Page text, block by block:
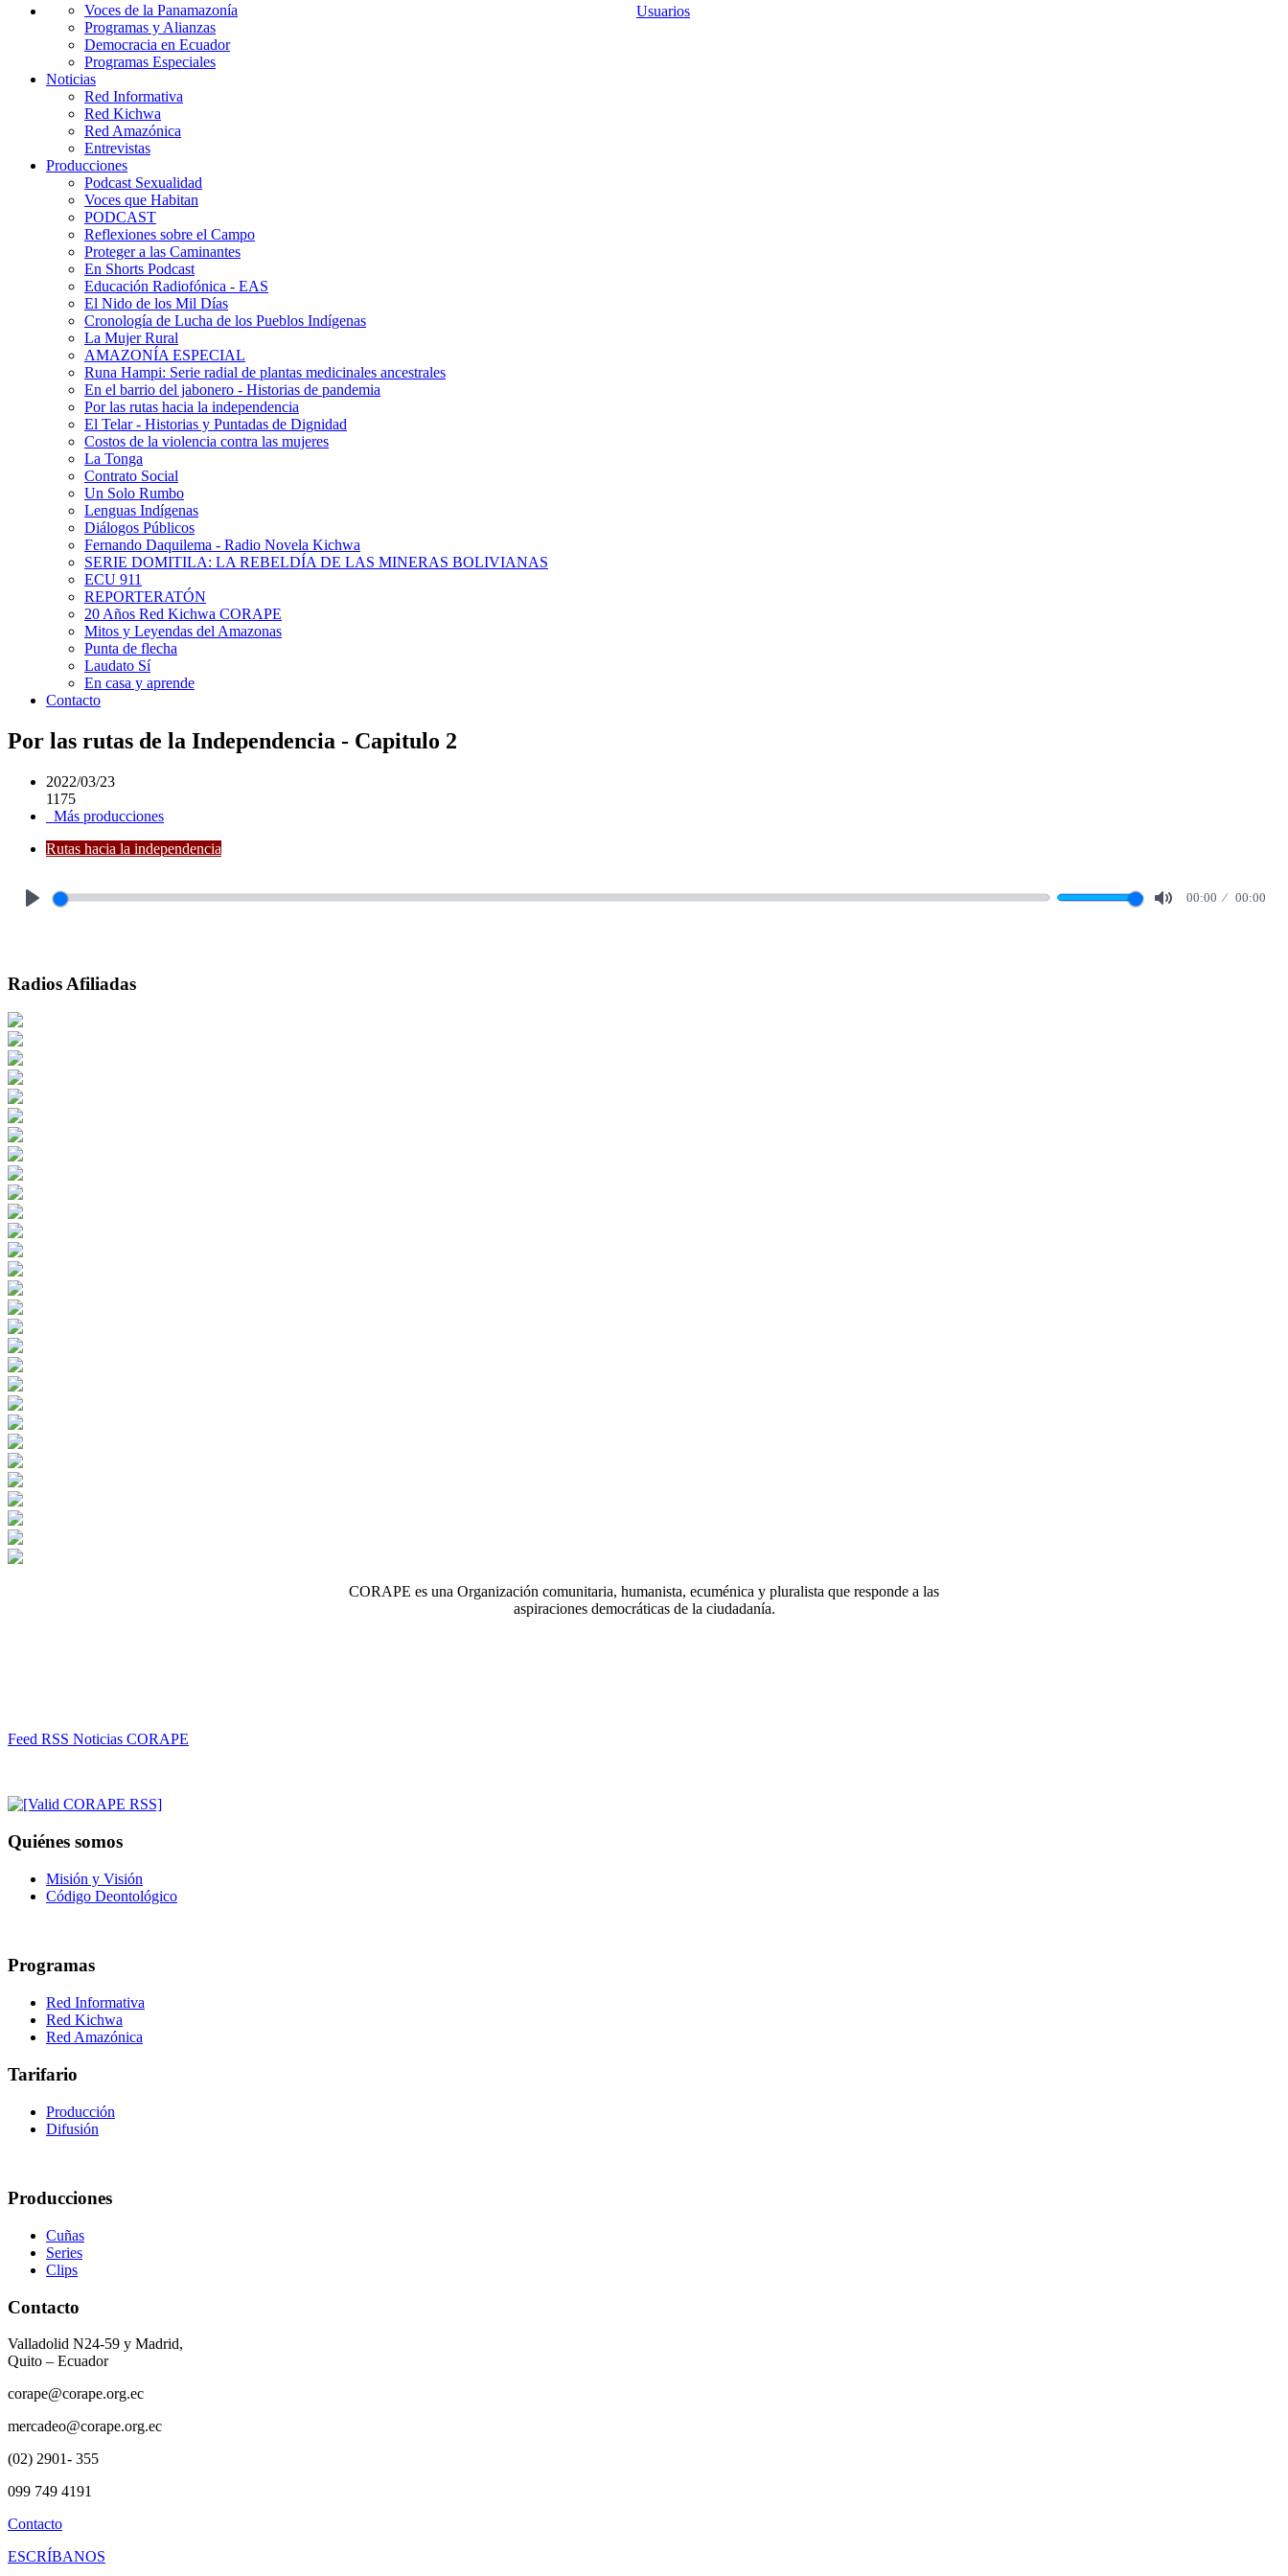
Usuarios
Voces de la Panamazonía
Programas y Alianzas
Democracia en Ecuador
Programas Especiales
Noticias
Red Informativa
Red Kichwa
Red Amazónica
Entrevistas
Producciones
Podcast Sexualidad
Voces que Habitan
PODCAST
Reflexiones sobre el Campo
Proteger a las Caminantes
En Shorts Podcast
Educación Radiofónica - EAS
El Nido de los Mil Días
Cronología de Lucha de los Pueblos Indígenas
La Mujer Rural
AMAZONÍA ESPECIAL
Runa Hampi: Serie radial de plantas medicinales ancestrales
En el barrio del jabonero - Historias de pandemia
Por las rutas hacia la independencia
El Telar - Historias y Puntadas de Dignidad
Costos de la violencia contra las mujeres
La Tonga
Contrato Social
Un Solo Rumbo
Lenguas Indígenas
Diálogos Públicos
Fernando Daquilema - Radio Novela Kichwa
SERIE DOMITILA: LA REBELDÍA DE LAS MINERAS BOLIVIANAS
ECU 911
REPORTERATÓN
20 Años Red Kichwa CORAPE
Mitos y Leyendas del Amazonas
Punta de flecha
Laudato Sí
En casa y aprende
Contacto
Por las rutas de la Independencia - Capitulo 2
2022/03/23
1175
Más producciones
Rutas hacia la independencia
00:00 00:00
Radios Afiliadas
CORAPE es una Organización comunitaria, humanista, ecuménica y pluralista que responde a las
aspiraciones democráticas de la ciudadanía.
Feed RSS Noticias CORAPE
Quiénes somos
Misión y Visión
Código Deontológico
Programas
Red Informativa
Red Kichwa
Red Amazónica
Tarifario
Producción
Difusión
Producciones
Cuñas
Series
Clips
Contacto
Valladolid N24-59 y Madrid,
Quito – Ecuador
corape@corape.org.ec
mercadeo@corape.org.ec
(02) 2901- 355
099 749 4191
Contacto
ESCRÍBANOS